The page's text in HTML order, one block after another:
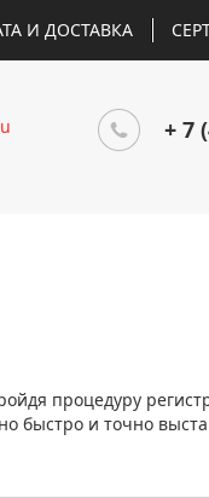
И ДОСТАВКА
+ 7
процедуру
быстро и точно